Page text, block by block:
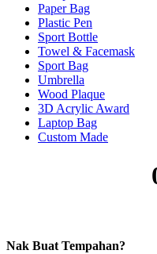
Paper Bag
Plastic Pen
Sport Bottle
Towel & Facemask
Sport Bag
Umbrella
Wood Plaque
3D Acrylic Award
Laptop Bag
Custom Made
Nak Buat Tempahan?